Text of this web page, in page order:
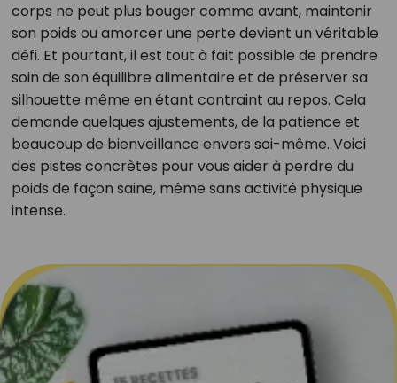
corps ne peut plus bouger comme avant, maintenir
son poids ou amorcer une perte devient un véritable
défi. Et pourtant, il est tout à fait possible de prendre
soin de son équilibre alimentaire et de préserver sa
silhouette même en étant contraint au repos. Cela
demande quelques ajustements, de la patience et
beaucoup de bienveillance envers soi-même. Voici
des pistes concrètes pour vous aider à perdre du
poids de façon saine, même sans activité physique
intense.